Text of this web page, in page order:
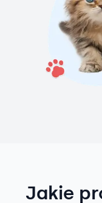
Jakie